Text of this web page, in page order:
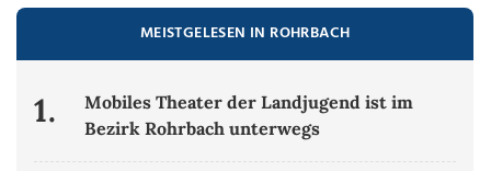
MEISTGELESEN IN ROHRBACH
1.
Mobiles Theater der Landjugend ist im
Bezirk Rohrbach unterwegs